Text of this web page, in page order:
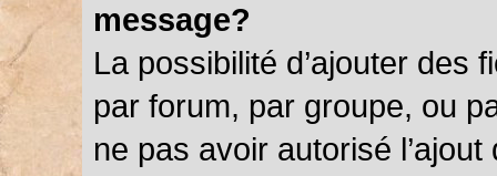
message?
La possibilité d’ajouter des
par forum, par groupe, ou
ne pas avoir autorisé